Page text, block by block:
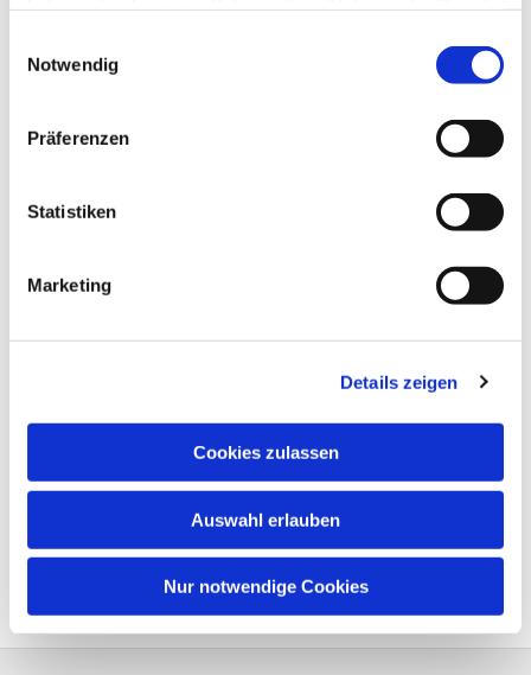
Notwendig
Präferenzen
Statistiken
Marketing
Details zeigen
Cookies zulassen
Auswahl erlauben
Nur notwendige Cookies